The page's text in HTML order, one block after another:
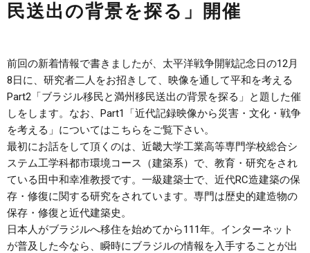
民送出の背景を探る」開催
前回の新着情報で書きましたが、太平洋戦争開戦記念日の12月
8日に、研究者二人をお招きして、映像を通して平和を考える
Part2「ブラジル移民と満州移民送出の背景を探る」と題した催
しをします。なお、Part1「近代記録映像から災害・文化・戦争
を考える」についてはこちら をご覧下さい。
最初にお話をして頂くのは、近畿大学工業高等専門学校総合シ
ステム工学科都市環境コース（建築系）で、教育・研究をされ
ている田中和幸准教授です。一級建築士で、近代RC造建築の保
存・修復に関する研究をされています。専門は歴史的建造物の
保存・修復と近代建築史。
日本人がブラジルへ移住を始めてから111年。インターネット
が普及した今なら、瞬時にブラジルの情報を入手することが出